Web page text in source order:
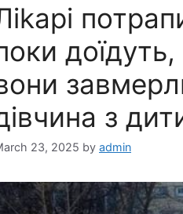
з
23, 2025 by admin